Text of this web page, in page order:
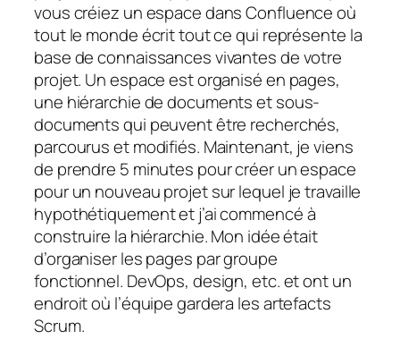
vous créiez un espace dans Confluence où
tout le monde écrit tout ce qui représente la
base de connaissances vivantes de votre
projet. Un espace est organisé en pages,
une hiérarchie de documents et sous-
documents qui peuvent être recherchés,
parcourus et modifiés. Maintenant, je viens
de prendre 5 minutes pour créer un espace
pour un nouveau projet sur lequel je travaille
hypothétiquement et j’ai commencé à
construire la hiérarchie. Mon idée était
d’organiser les pages par groupe
fonctionnel. DevOps, design, etc. et ont un
endroit où l’équipe gardera les artefacts
Scrum.